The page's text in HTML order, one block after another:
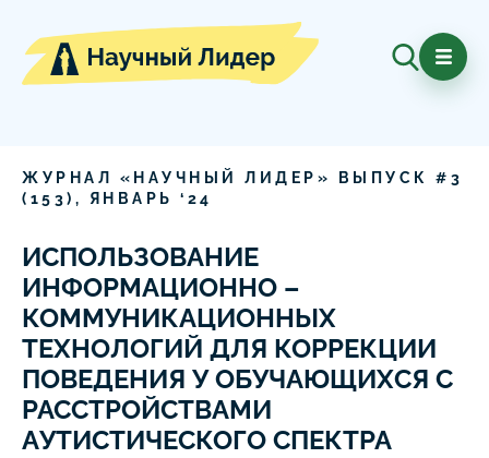
ЖУРНАЛ «НАУЧНЫЙ ЛИДЕР» ВЫПУСК # 3
( 153), ЯНВАРЬ ‘ 24
ИСПОЛЬЗОВАНИЕ
ИНФОРМАЦИОННО –
КОММУНИКАЦИОННЫХ
ТЕХНОЛОГИЙ ДЛЯ КОРРЕКЦИИ
ПОВЕДЕНИЯ У ОБУЧАЮЩИХСЯ С
РАССТРОЙСТВАМИ
АУТИСТИЧЕСКОГО СПЕКТРА